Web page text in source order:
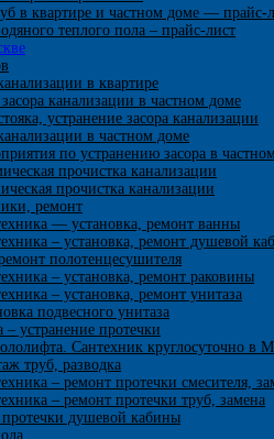
в квартире и частном доме — прайс-
теплого пола – прайс-лист
в квартире
канализации в частном доме
устранение засора канализации
в частном доме
по устранению засора в
прочистка канализации
прочистка канализации
ремонт
— установка, ремонт ванны
– установка, ремонт душевой
полотенцесушителя
– установка, ремонт раковины
– установка, ремонт унитаза
подвесного унитаза
– устранение протечки
Сантехник круглосуточно в
труб, разводка
– ремонт протечки смесителя,
– ремонт протечки труб, замена
протечки душевой кабины